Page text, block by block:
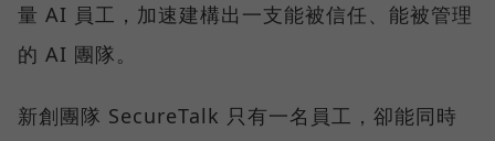
量 AI 員工，加速建構出一支能被信任、能被管理
的 AI 團隊。
新創團隊 SecureTalk 只有一名員工，卻能同時